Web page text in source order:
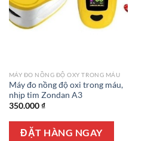
MÁY ĐO NỒNG ĐỘ OXY TRONG MÁU
Máy đo nồng độ oxi trong máu,
nhịp tim Zondan A3
350.000₫
ĐẶT HÀNG NGAY